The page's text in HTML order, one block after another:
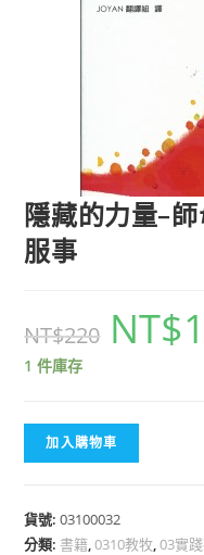
隱藏的力量–
服事
NT$220 NT$
1 件庫存
加入購物車
貨號:03100032
分類: 書籍,0310教牧,03實